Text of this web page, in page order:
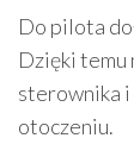
Do pilota
Dzięki temu
sterownika i
otoczeniu.